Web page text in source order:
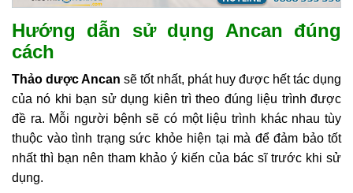
Hướng dẫn sử dụng Ancan đúng
cách
Thảo dược Ancan sẽ tốt nhất, phát huy được hết tác dụng
của nó khi bạn sử dụng kiên trì theo đúng liệu trình được
đề ra. Mỗi người bệnh sẽ có một liệu trình khác nhau tùy
thuộc vào tình trạng sức khỏe hiện tại mà để đảm bảo tốt
nhất thì bạn nên tham khảo ý kiến của bác sĩ trước khi sử
dụng.